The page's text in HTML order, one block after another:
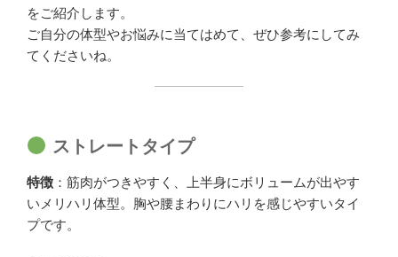
をご紹介します。
ご自分の体型やお悩みに当てはめて、ぜひ参考にしてみ
てくださいね。
ストレートタイプ
特徴 ：筋肉がつきやすく、上半身にボリュームが出やす
いメリハリ体型。胸や腰まわりにハリを感じやすいタイ
プです。